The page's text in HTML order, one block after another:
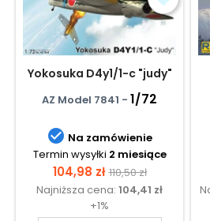
Yokosuka D4y1/1-c "judy"
AZ Model 7841 - 1/72
 Na zamówienie
Termin wysyłki 2 miesiące
Cena
104,98 zł Cena
podstawowa
110,50 zł
Najniższa cena: 104,41 zł
+1%